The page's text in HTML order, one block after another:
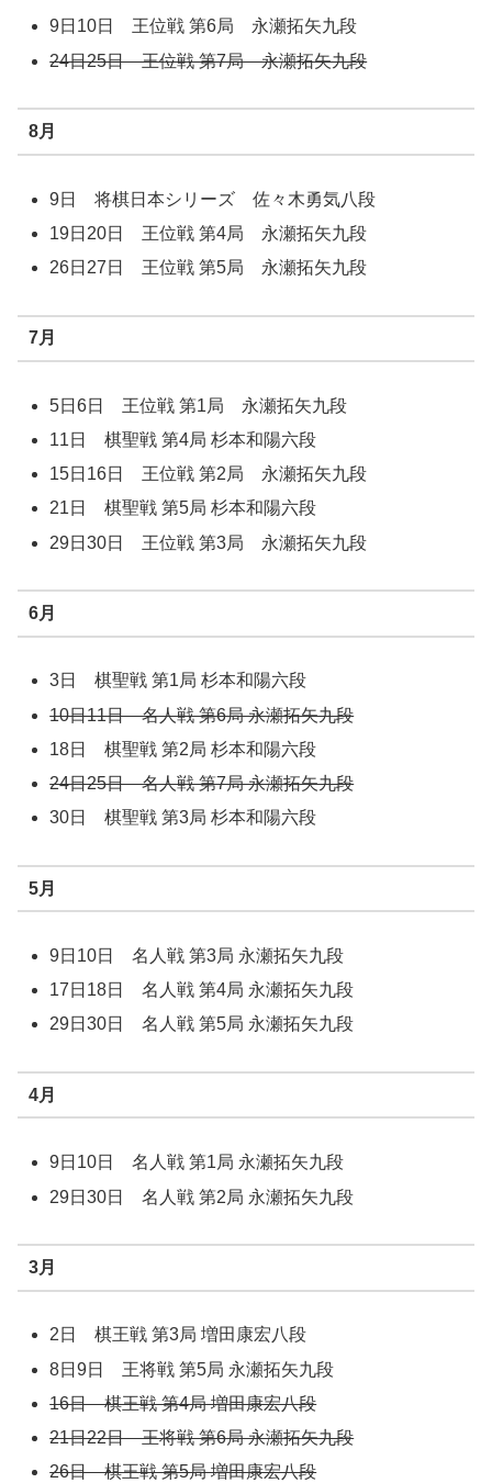
9日10日 王位戦 第6局 永瀬拓矢九段
24日25日 王位戦 第7局 永瀬拓矢九段
8月
9日 将棋日本シリーズ 佐々木勇気八段
19日20日 王位戦 第4局 永瀬拓矢九段
26日27日 王位戦 第5局 永瀬拓矢九段
7月
5日6日 王位戦 第1局 永瀬拓矢九段
11日 棋聖戦 第4局 杉本和陽六段
15日16日 王位戦 第2局 永瀬拓矢九段
21日 棋聖戦 第5局 杉本和陽六段
29日30日 王位戦 第3局 永瀬拓矢九段
6月
3日 棋聖戦 第1局 杉本和陽六段
10日11日 名人戦 第6局 永瀬拓矢九段
18日 棋聖戦 第2局 杉本和陽六段
24日25日 名人戦 第7局 永瀬拓矢九段
30日 棋聖戦 第3局 杉本和陽六段
5月
9日10日 名人戦 第3局 永瀬拓矢九段
17日18日 名人戦 第4局 永瀬拓矢九段
29日30日 名人戦 第5局 永瀬拓矢九段
4月
9日10日 名人戦 第1局 永瀬拓矢九段
29日30日 名人戦 第2局 永瀬拓矢九段
3月
2日 棋王戦 第3局 増田康宏八段
8日9日 王将戦 第5局 永瀬拓矢九段
16日 棋王戦 第4局 増田康宏八段
21日22日 王将戦 第6局 永瀬拓矢九段
26日 棋王戦 第5局 増田康宏八段